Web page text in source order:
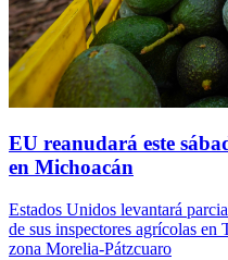
EU reanudará este
en Michoacán
Estados Unidos levantará
de sus inspectores agrícolas
zona Morelia-Pátzcuaro